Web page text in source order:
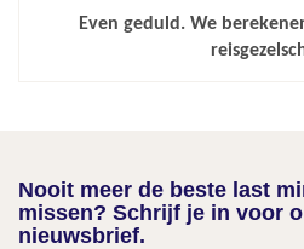
Even geduld. We
Nooit meer de beste last
missen? Schrijf je in voor
nieuwsbrief.